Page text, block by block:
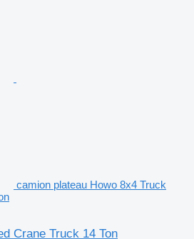
camion plateau Howo 8x4 Truck
Crane Truck 14 Ton